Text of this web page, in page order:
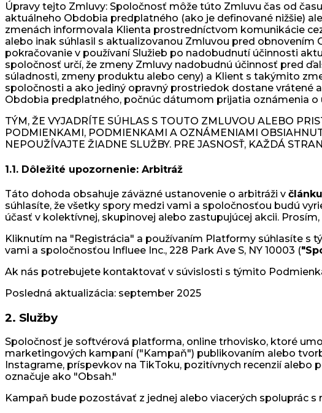
Úpravy tejto Zmluvy: Spoločnosť môže túto Zmluvu čas od
aktuálneho Obdobia predplatného (ako je definované nižšie)
zmenách informovala Klienta prostredníctvom komunikácie
alebo inak súhlasil s aktualizovanou Zmluvou pred
pokračovanie v používaní Služieb po nadobudnutí účinnosti
spoločnosť určí, že zmeny Zmluvy nadobudnú účinnosť pred
súladnosti, zmeny produktu alebo ceny) a Klient s takýmito
spoločnosti a ako jediný opravný prostriedok dostane vrátené
Obdobia predplatného, počnúc dátumom prijatia oznámenia o
TÝM, ŽE VYJADRÍTE SÚHLAS S TOUTO ZMLUVOU ALEBO
PODMIENKAMI, PODMIENKAMI A OZNÁMENIAMI
NEPOUŽÍVAJTE ŽIADNE SLUŽBY. PRE JASNOSŤ, KAŽDÁ
1.1. Dôležité upozornenie: Arbitráž
Táto dohoda obsahuje záväzné ustanovenie o arbitráži v
súhlasíte, že všetky spory medzi vami a spoločnosťou budú
účasť v kolektívnej, skupinovej alebo zastupujúcej akcii.
Kliknutím na "Registrácia" a používaním Platformy súhlasíte s
vami a spoločnosťou Influee Inc., 228 Park Ave S, NY 10003 (
Ak nás potrebujete kontaktovať v súvislosti s týmito
Posledná aktualizácia: september 2025
2. Služby
Spoločnosť je softvérová platforma, online trhovisko, ktoré
marketingových kampaní ("Kampaň") publikovaním alebo
Instagrame, príspevkov na TikToku, pozitívnych recenzií
označuje ako "Obsah."
Kampaň bude pozostávať z jednej alebo viacerých spoluprác s